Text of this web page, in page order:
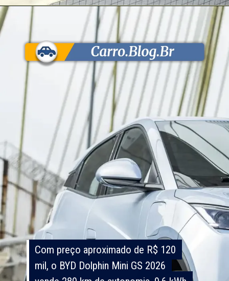
Com preço aproximado de R$ 120
mil, o BYD Dolphin Mini GS 2026
Com preço aproximado de R$ 120
mil, o BYD Dolphin Mini GS 2026